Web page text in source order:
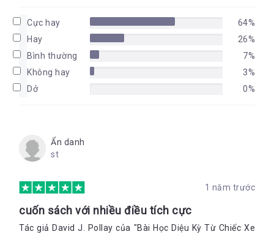
nhiên, họ phải tìm chỗ để trút bỏ mớ rác rưởi đó. Nếu thấy họ
trút lên bạn thì bạn đừng đón nhận. Hãy mỉm cười, vẫy chào,
chúc họ vui, rồi tiếp tục công việc của mình. Cứ tin tôi đi, rồi
bạn sẽ thấy hạnh phúc hơn.” Câu nói trên của một người lái
taxi đã khiến David J.Pollay nảy sinh ý tưởng để viết nên “Bài
học diệu kỳ từ chiếc xe rác”. Thông qua cuốn sách này, bạn sẽ
học được cách vô hiệu hóa “những chiếc xe rác”, không bị
Cực hay
64%
Hay
26%
Bình thường
7%
Không hay
3%
Dở
0%
Ẩn danh
st
1 năm trước
cuốn sách với nhiều điều tích cực
Tác giả David J. Pollay của "Bài Học Diệu Kỳ Từ Chiếc Xe